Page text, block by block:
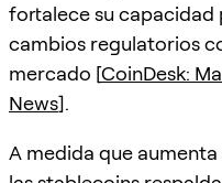
fortalece su
cambios regulatorios
mercado [CoinDesk:
News].
A medida que